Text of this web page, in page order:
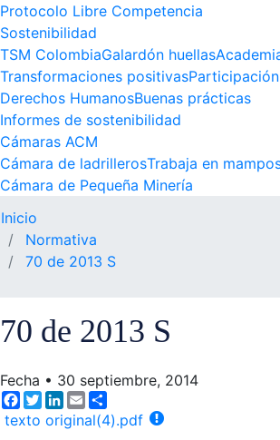
Protocolo Libre Competencia
Sostenibilidad
TSM ColombiaGalardón huellas
Transformaciones positivas
Derechos HumanosBuenas prácticas
Informes de sostenibilidad
Cámaras ACM
Cámara de ladrillerosTrabaja en
Cámara de Pequeña Minería
Inicio
Normativa
70 de 2013 S
70 de 2013 S
Fecha • 30 septiembre, 2014
Facebook
TwitterLinkedIn
Email
texto original(4).pdf